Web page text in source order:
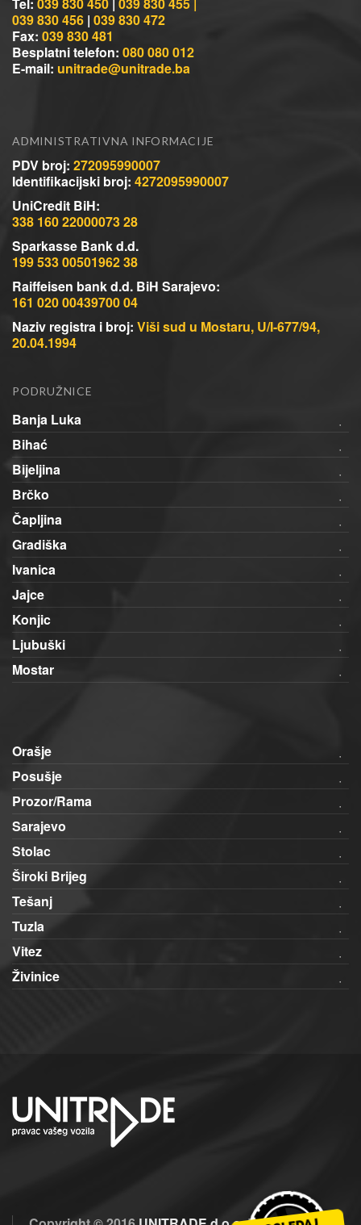
Tel: 039 830 450 | 039 830 455 |
039 830 456 | 039 830 472
Fax: 039 830 481
Besplatni telefon: 080 080 012
E-mail: unitrade@unitrade.ba
ADMINISTRATIVNA INFORMACIJE
PDV broj: 272095990007
Identifikacijski broj: 4272095990007
UniCredit BiH:
338 160 22000073 28
Sparkasse Bank d.d.
199 533 00501962 38
Raiffeisen bank d.d. BiH Sarajevo:
161 020 00439700 04
Naziv registra i broj: Viši sud u Mostaru, U/I-677/94,
20.04.1994
PODRUŽNICE
Banja Luka
Bihać
Bijeljina
Brčko
Čapljina
Gradiška
Ivanica
Jajce
Konjic
Ljubuški
Mostar
Orašje
Posušje
Prozor/Rama
Sarajevo
Stolac
Široki Brijeg
Tešanj
Tuzla
Vitez
Živinice